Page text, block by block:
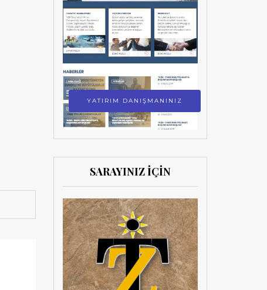
YATIRIM DANIŞMANINIZ
SARAYINIZ İÇİN